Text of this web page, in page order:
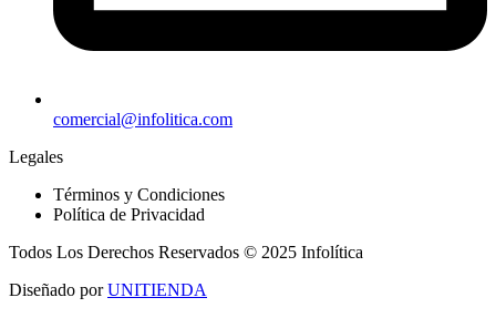
comercial@infolitica.com
Legales
Términos y Condiciones
Política de Privacidad
Todos Los Derechos Reservados © 2025 Infolítica
Diseñado porUNITIENDA